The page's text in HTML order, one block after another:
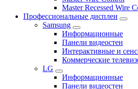
Master Recessed Wire
Профессиональные дисплеи
Samsung
Информационные
Панели видеостен
Интерактивные и
Коммерческие
LG
Информационные
Панели видеостен